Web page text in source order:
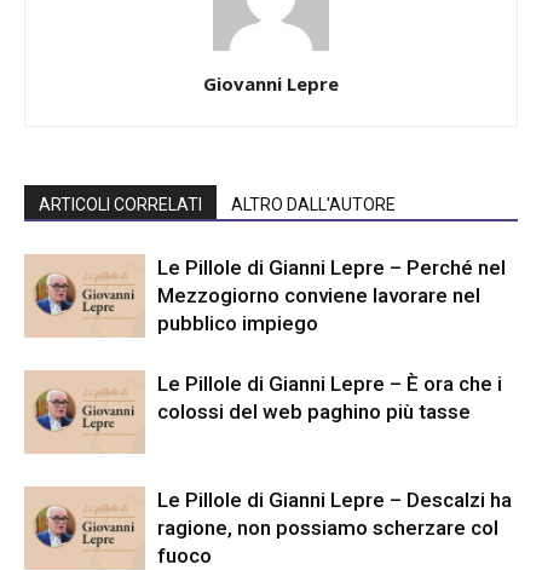
Giovanni Lepre
ARTICOLI CORRELATI ALTRO DALL'AUTORE
Le Pillole di Gianni Lepre – Perché nel
Mezzogiorno conviene lavorare nel
pubblico impiego
Le Pillole di Gianni Lepre – È ora che i
colossi del web paghino più tasse
Le Pillole di Gianni Lepre – Descalzi ha
ragione, non possiamo scherzare col
fuoco